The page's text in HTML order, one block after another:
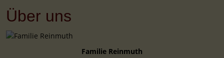
Über uns
Familie Reinmuth